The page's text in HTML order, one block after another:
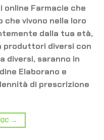
online Farmacie che
vivono nella loro
dalla tua età,
produttori diversi con
diversi, saranno in
Elaborano e
di prescrizione
→